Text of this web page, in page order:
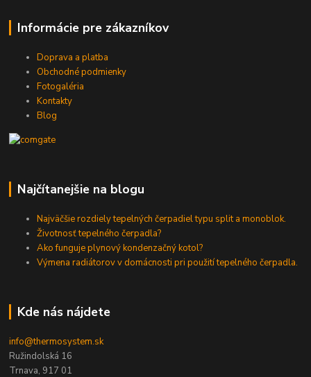
Informácie pre zákazníkov
Doprava a platba
Obchodné podmienky
Fotogaléria
Kontakty
Blog
Najčítanejšie na blogu
Najväčšie rozdiely tepelných čerpadiel typu split a monoblok.
Životnosť tepelného čerpadla?
Ako funguje plynový kondenzačný kotol?
Výmena radiátorov v domácnosti pri použití tepelného čerpadla.
Kde nás nájdete
info@thermosystem.sk
Ružindolská 16
Trnava, 917 01